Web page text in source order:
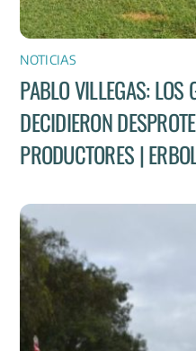
NOTICIAS
PABLO VILLEGAS: LOS
DECIDIERON
PRODUCTORES |